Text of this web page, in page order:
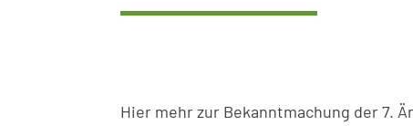
Hier mehr zur Bekanntmachung der 7.